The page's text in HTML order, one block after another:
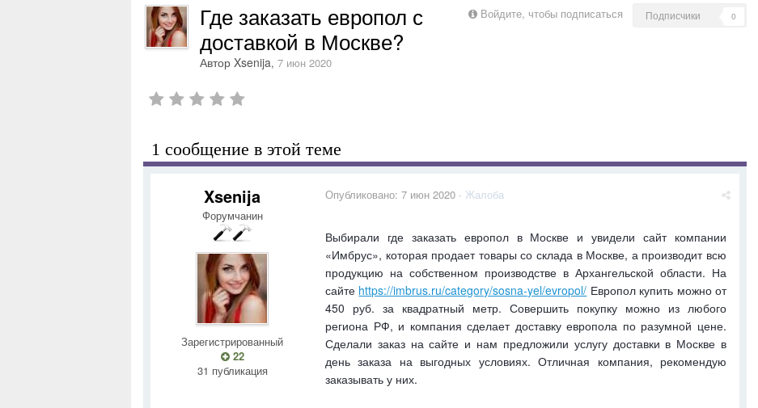
Войдите, чтобы подписаться Подписчики 0
Где заказать европол с
доставкой в Москве?
Автор Xsenija, 7 июн 2020
1 сообщение в этой теме
Xsenija
Форумчанин
Зарегистрированный
22
31 публикация
Опубликовано: 7 июн 2020 · Жалоба
Выбирали где заказать европол в Москве и увидели сайт компании
«Имбрус», которая продает товары со склада в Москве, а производит всю
продукцию на собственном производстве в Архангельской области. На
сайте https://imbrus.ru/category/sosna-yel/evropol/ Европол купить можно от
450 руб. за квадратный метр. Совершить покупку можно из любого
региона РФ, и компания сделает доставку европола по разумной цене.
Сделали заказ на сайте и нам предложили услугу доставки в Москве в
день заказа на выгодных условиях. Отличная компания, рекомендую
заказывать у них.